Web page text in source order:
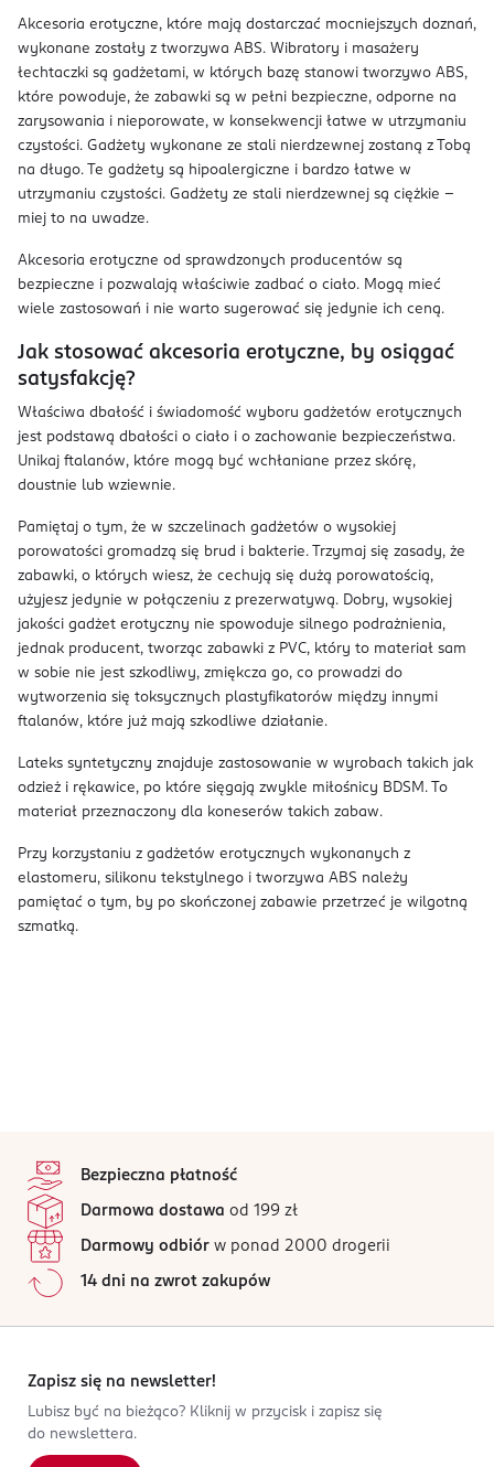
Akcesoria erotyczne, które mają dostarczać mocniejszych doznań,
wykonane zostały z tworzywa ABS. Wibratory i masażery
łechtaczki są gadżetami, w których bazę stanowi tworzywo ABS,
które powoduje, że zabawki są w pełni bezpieczne, odporne na
zarysowania i nieporowate, w konsekwencji łatwe w utrzymaniu
czystości. Gadżety wykonane ze stali nierdzewnej zostaną z Tobą
na długo. Te gadżety są hipoalergiczne i bardzo łatwe w
utrzymaniu czystości. Gadżety ze stali nierdzewnej są ciężkie –
miej to na uwadze.
Akcesoria erotyczne od sprawdzonych producentów są
bezpieczne i pozwalają właściwie zadbać o ciało. Mogą mieć
wiele zastosowań i nie warto sugerować się jedynie ich ceną.
Jak stosować akcesoria erotyczne, by osiągać
satysfakcję?
Właściwa dbałość i świadomość wyboru gadżetów erotycznych
jest podstawą dbałości o ciało i o zachowanie bezpieczeństwa.
Unikaj ftalanów, które mogą być wchłaniane przez skórę,
doustnie lub wziewnie.
Pamiętaj o tym, że w szczelinach gadżetów o wysokiej
porowatości gromadzą się brud i bakterie. Trzymaj się zasady, że
zabawki, o których wiesz, że cechują się dużą porowatością,
użyjesz jedynie w połączeniu z prezerwatywą. Dobry, wysokiej
jakości gadżet erotyczny nie spowoduje silnego podrażnienia,
jednak producent, tworząc zabawki z PVC, który to materiał sam
w sobie nie jest szkodliwy, zmiękcza go, co prowadzi do
wytworzenia się toksycznych plastyfikatorów między innymi
ftalanów, które już mają szkodliwe działanie.
Lateks syntetyczny znajduje zastosowanie w wyrobach takich jak
odzież i rękawice, po które sięgają zwykle miłośnicy BDSM. To
materiał przeznaczony dla koneserów takich zabaw.
Przy korzystaniu z gadżetów erotycznych wykonanych z
elastomeru, silikonu tekstylnego i tworzywa ABS należy
pamiętać o tym, by po skończonej zabawie przetrzeć je wilgotną
szmatką.
Bezpieczna płatność
Darmowa dostawa od 199 zł
Darmowy odbiór w ponad 2000 drogerii
14 dni na zwrot zakupów
Zapisz się na newsletter!
Lubisz być na bieżąco? Kliknij w przycisk i zapisz się
do newslettera.